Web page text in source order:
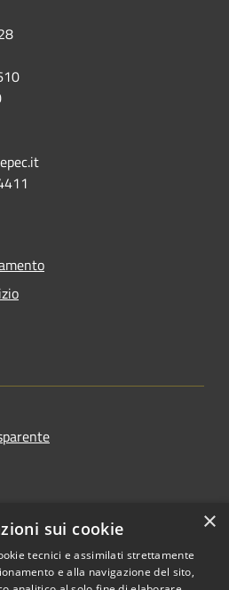
×
sui cookie
tecnici e assimilati strettamente
e alla navigazione del sito,